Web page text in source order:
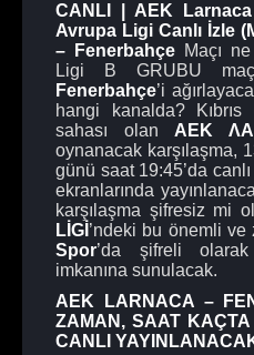
CANLI | AEK
Avrupa Ligi Canlı İzle
– FenerbahçeMaçı ne
Ligi B GRUBU
Fenerbahçe’i
hangi kanalda? Kıbrıs
sahası olan ΑΕΚ
oynanacak karşılaşma,
günü saat 19:45’da
ekranlarında
karşılaşma şifresiz mi
LİGİ ’ndeki bu önemli ve
Spor’da şifreli
imkanına sunulacak.
AEK LARNACA –
ZAMAN, SAAT
CANLI